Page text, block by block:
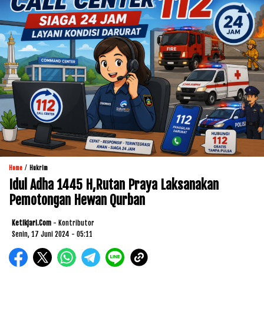
Home / Hukrim
Idul Adha 1445 H,Rutan Praya Laksanakan
Pemotongan Hewan Qurban
Ketikjari.com - Kontributor
Senin, 17 Juni 2024 - 05:11